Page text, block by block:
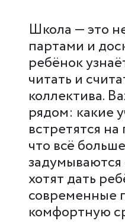
Школа — это
партами и
ребёнок
читать и
коллектива.
рядом: какие
встретятся
что всё
хотят дать
современные
комфортную